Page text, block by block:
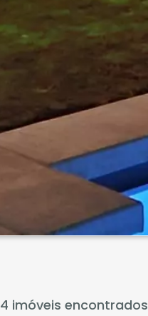
4 imóveis encontrados